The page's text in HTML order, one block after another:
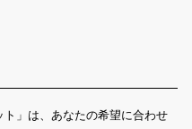
」は、あなたの希望に合わせ